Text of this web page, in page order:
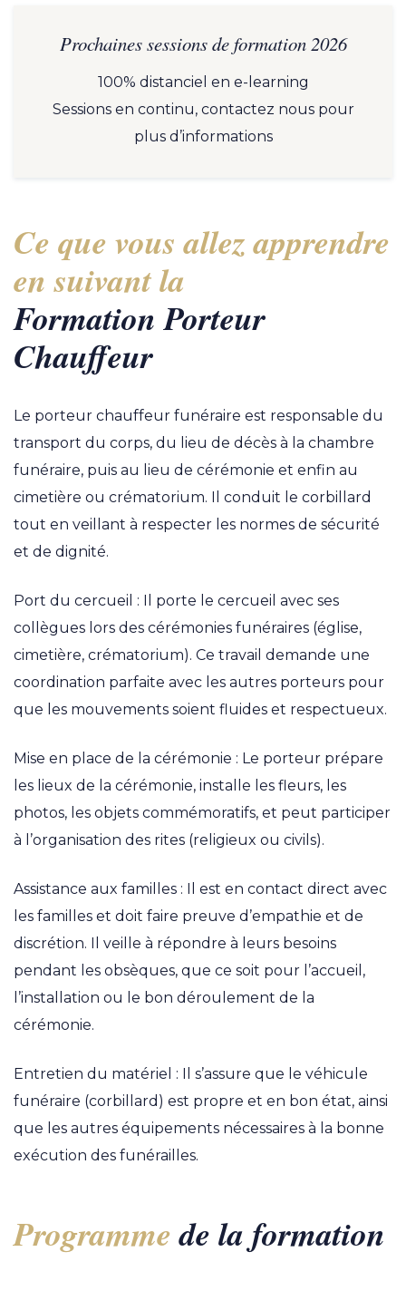
Prochaines sessions de formation 2026
100% distanciel en e-learning
Sessions en continu, contactez nous pour
plus d’informations
Ce que vous allez apprendre
en suivant la
Formation Porteur
Chauffeur
Le porteur chauffeur funéraire est responsable du
transport du corps, du lieu de décès à la chambre
funéraire, puis au lieu de cérémonie et enfin au
cimetière ou crématorium. Il conduit le corbillard
tout en veillant à respecter les normes de sécurité
et de dignité.
Port du cercueil : Il porte le cercueil avec ses
collègues lors des cérémonies funéraires (église,
cimetière, crématorium). Ce travail demande une
coordination parfaite avec les autres porteurs pour
que les mouvements soient fluides et respectueux.
Mise en place de la cérémonie : Le porteur prépare
les lieux de la cérémonie, installe les fleurs, les
photos, les objets commémoratifs, et peut participer
à l’organisation des rites (religieux ou civils).
Assistance aux familles : Il est en contact direct avec
les familles et doit faire preuve d’empathie et de
discrétion. Il veille à répondre à leurs besoins
pendant les obsèques, que ce soit pour l’accueil,
l’installation ou le bon déroulement de la
cérémonie.
Entretien du matériel : Il s’assure que le véhicule
funéraire (corbillard) est propre et en bon état, ainsi
que les autres équipements nécessaires à la bonne
exécution des funérailles.
Programmede la formation